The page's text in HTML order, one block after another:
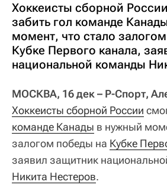
Хоккеисты сборной
забить гол команде
момент, что стало
Кубке Первого канала,
национальной команды
МОСКВА, 16 дек – Р-Спорт,
Хоккеисты сборной России
команде Канады в нужный
залогом победы на Кубке
заявил защитник
Никита Нестеров.